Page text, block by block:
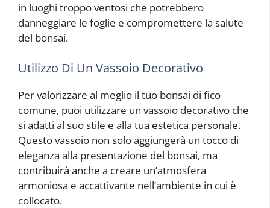
in luoghi troppo ventosi che potrebbero
danneggiare le foglie e compromettere la salute
del bonsai.
Utilizzo Di Un Vassoio Decorativo
Per valorizzare al meglio il tuo bonsai di fico
comune, puoi utilizzare un vassoio decorativo che
si adatti al suo stile e alla tua estetica personale.
Questo vassoio non solo aggiungerà un tocco di
eleganza alla presentazione del bonsai, ma
contribuirà anche a creare un’atmosfera
armoniosa e accattivante nell’ambiente in cui è
collocato.